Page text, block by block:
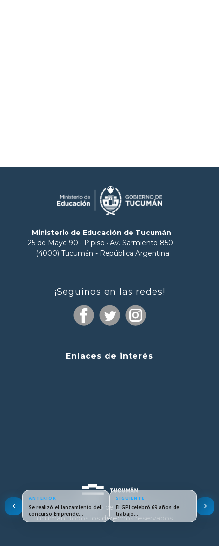
Ministerio de Educación de Tucumán
25 de Mayo 90 · 1º piso · Av. Sarmiento 850 -
(4000) Tucumán - República Argentina
¡Seguinos en las redes!
Enlaces de interés
© 2024 Ministerio de Educación de
Tucumán. Todos los derechos reservados
ANTERIOR
Se realizó el lanzamiento del
concurso Emprende…
SIGUIENTE
El GPI celebró 69 años de
trabajo…